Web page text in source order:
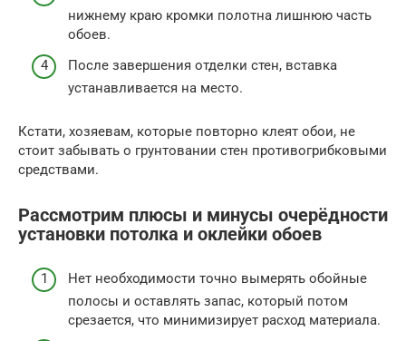
нижнему краю кромки полотна лишнюю часть
обоев.
После завершения отделки стен, вставка
устанавливается на место.
Кстати, хозяевам, которые повторно клеят обои, не
стоит забывать о грунтовании стен противогрибковыми
средствами.
Рассмотрим плюсы и минусы очерёдности
установки потолка и оклейки обоев
Нет необходимости точно вымерять обойные
полосы и оставлять запас, который потом
срезается, что минимизирует расход материала.